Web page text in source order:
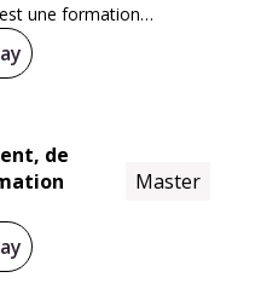
une formation
numérique et du
à former des...
de
Master